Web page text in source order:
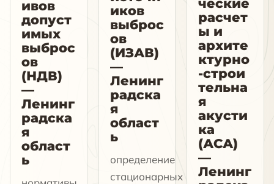
ивов
допуст
имых
выброс
ов
(НДВ)
—
Ленинг
радска
я
област
ь
иков
выброс
ов
(ИЗАВ)
—
Ленинг
радска
я
област
ь
определение
стационарных
ческие
расчет
ы и
архите
ктурно
-строи
тельна
я
акусти
ка
(АСА)
—
Ленинг